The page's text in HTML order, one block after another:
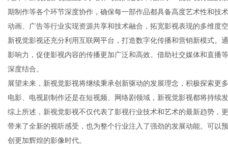
期制作等各个环节深度协作，确保每一部作品都具备高度艺术性和技
动画、广告等行业实现资源共享和技术融合，拓宽影视表现的多维度
新视觉影视还充分利用互联网平台，打造数字化传播和营销新模式。
影响力，促使影视内容的传播更加广泛和高效。借助社交媒体和直播
深度结合。
展望未来，新视觉影视将继续秉承创新驱动的发展理念，积极探索更
电影、电视剧制作还是在短视频、网络剧领域，新视觉影视都将持续
综上所述，新视觉影视不仅代表了影视行业技术和艺术的最新趋势，
带来了全新的视听感受，也为整个行业注入了强劲的发展动能。可以
创更加辉煌的影像时代。